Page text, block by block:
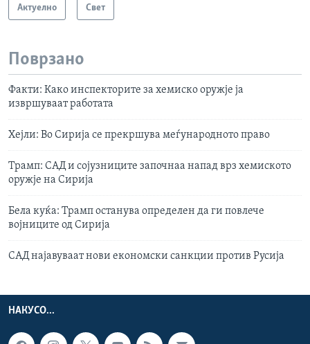
Актуелно Свет
Поврзано
Факти: Како инспекторите за хемиско оружје ја
извршуваат работата
Хејли: Во Сирија се прекршува меѓународното право
Трамп: САД и сојузниците започнаа напад врз хемиското
оружје на Сирија
Бела куќа: Трамп останува определен да ги повлече
војниците од Сирија
САД најавуваат нови економски санкции против Русија
НАКУСО...